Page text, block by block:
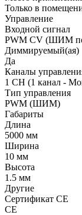
Только в
Управление
Входной сигнал
PWM СV (ШИМ
Диммируемый(ая)
Да
Каналы
1 CH (1 канал -
Тип управления
PWM (ШИМ)
Габариты
Длина
5000 мм
Ширина
10 мм
Высота
1.5 мм
Другие
Сертификат CE
CE